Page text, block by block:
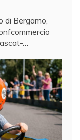
di Bergamo,
…